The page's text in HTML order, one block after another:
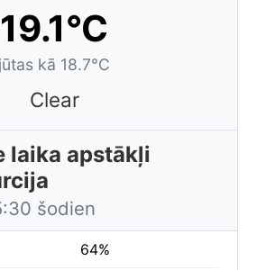
19.1°C
jūtas kā 18.7°C
Clear
laika apstākļi
šodien
64%